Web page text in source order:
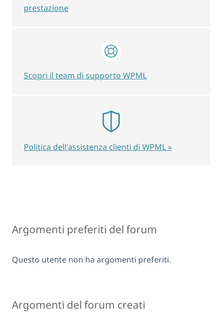
Argomenti preferiti del forum
Questo utente non ha argomenti preferiti.
Argomenti del forum creati
prestazione
Scopri il team di supporto WPML
Politica dell'assistenza clienti di WPML »